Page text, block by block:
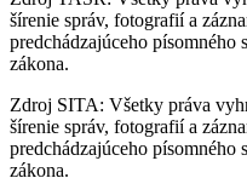
šírenie správ, fotografií a
predchádzajúceho písomného
zákona.
Zdroj SITA: Všetky práva
šírenie správ, fotografií a
predchádzajúceho písomného
zákona.